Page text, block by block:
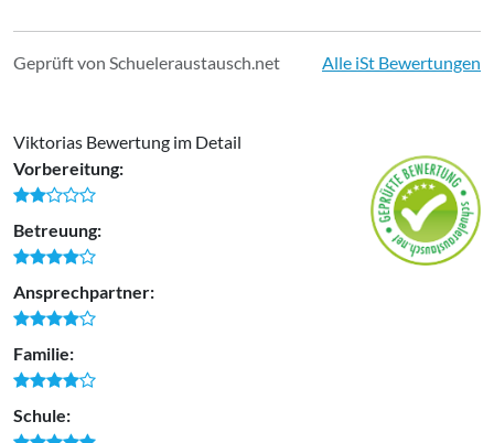
Geprüft von Schueleraustausch.net Alle iSt Bewertungen
Viktorias Bewertung im Detail
Vorbereitung:
Betreuung:
Ansprechpartner:
Familie:
Schule: